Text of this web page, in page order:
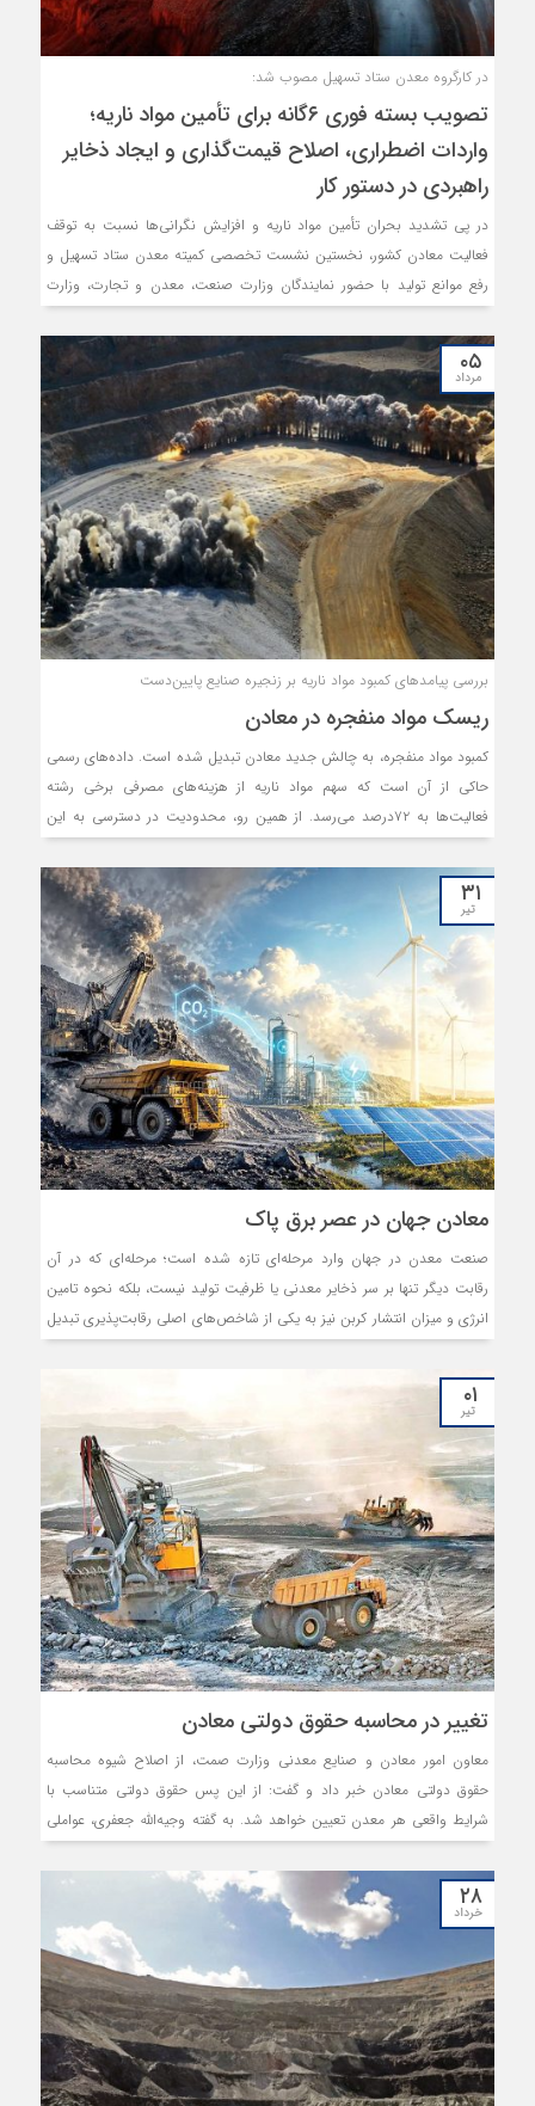
در کارگروه معدن ستاد تسهیل مصوب شد:
تصویب بسته فوری ۶‌گانه برای تأمین مواد ناریه؛
واردات اضطراری، اصلاح قیمت‌گذاری و ایجاد ذخایر
راهبردی در دستور کار
در پی تشدید بحران تأمین مواد ناریه و افزایش نگرانی‌ها نسبت به توقف
فعالیت معادن کشور، نخستین نشست تخصصی کمیته معدن ستاد تسهیل و
رفع موانع تولید با حضور نمایندگان وزارت صنعت، معدن و تجارت، وزارت
و کوچک و سایر دستگاه‌های ذی‌ربط در محل خانه معدن ایران برگزار و
مجموعه‌ای از راهکارهای اجرایی برای مدیریت این بحران تدوین شد.
۰۵
مرداد
بررسی پیامدهای کمبود مواد ناریه بر زنجیره صنایع پایین‌دست
ریسک مواد منفجره در معادن
کمبود مواد منفجره، به چالش جدید معادن تبدیل شده است. داده‌های رسمی
حاکی از آن است که سهم مواد ناریه از هزینه‌های مصرفی برخی رشته
فعالیت‌ها به ۷۲درصد می‌رسد. از همین رو، محدودیت در دسترسی به این
نهاده، ریسک اختلال در زنجیره پایین‌دست را افزایش می‌دهد.
۳۱
تیر
معادن جهان در عصر برق پاک
صنعت معدن در جهان وارد مرحله‌ای تازه شده است؛ مرحله‌ای که در آن
رقابت دیگر تنها بر سر ذخایر معدنی یا ظرفیت تولید نیست، بلکه نحوه تامین
انرژی و میزان انتشار کربن نیز به یکی از شاخص‌های اصلی رقابت‌پذیری تبدیل
شده است.
۰۱
تیر
تغییر در محاسبه حقوق دولتی معادن
معاون امور معادن و صنایع معدنی وزارت صمت، از اصلاح شیوه محاسبه
حقوق دولتی معادن خبر داد و گفت: از این پس حقوق دولتی متناسب با
شرایط واقعی هر معدن تعیین خواهد شد. به گفته وجیه‌الله جعفری، عواملی
مانند میزان باطله‌برداری، کیفیت ذخیره، هزینه‌های استخراج و شرایط اقتصادی
معدن در تعیین نرخ حقوق دولتی لحاظ می‌شود و حتی معادن مجاور نیز
ممکن است نرخ‌های متفاوتی داشته باشند.
۲۸
خرداد